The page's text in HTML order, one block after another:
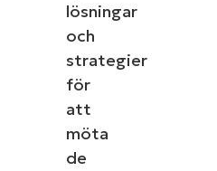
lösningar
och
strategier
för
att
möta
de